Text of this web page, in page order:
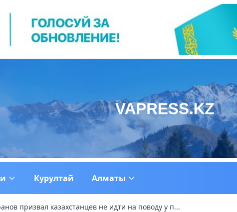
Курултай Алматы
призвал казахстанцев не идти на поводу у п...